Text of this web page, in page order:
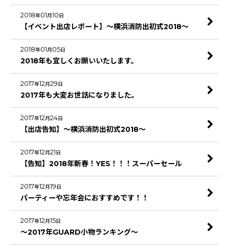
2018年01月10 日
【イベント出店レポート】～横浜消防出初式2018～
2018年01月 05日
2018年も宜しくお願いいたします。
2017年12月29 日
2017年も大変お世話になりました。
2017年12月24日
【出店告知】～横浜消防出初式2018～
2017年12月21 日
【告知】2018年新春！YES！！！スーパーセール
2017年12月19 日
パーティーや忘年会におすすめです！！
2017年12月15日
～2017年GUARD小物ランキング～